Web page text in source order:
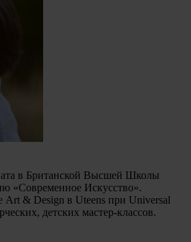
в Британской Высшей Школы
«Современное Искусство».
Art & Design в Uteens при Universal
детских мастер-классов.